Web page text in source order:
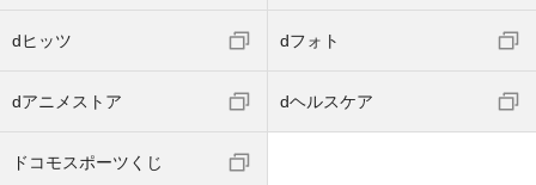
dヒッツ dフォト
dアニメストア dヘルスケア
ドコモスポーツくじ